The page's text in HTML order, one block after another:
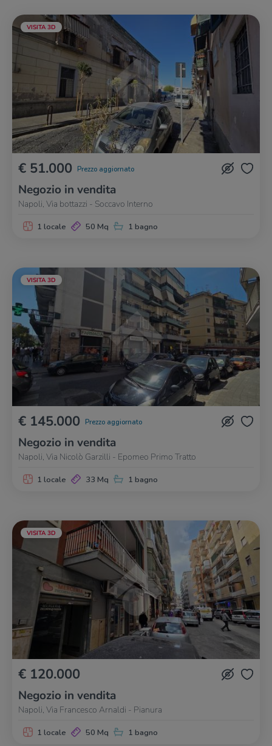
VISITA 3D
€ 51.000 Prezzo aggiornato
Negozio in vendita
Napoli, Via bottazzi - Soccavo Interno
1 locale 50 Mq 1 bagno
VISITA 3D
€ 145.000 Prezzo aggiornato
Negozio in vendita
Napoli, Via Nicolò Garzilli - Epomeo Primo Tratto
1 locale 33 Mq 1 bagno
VISITA 3D
€ 120.000
Negozio in vendita
Napoli, Via Francesco Arnaldi - Pianura
1 locale 50 Mq 1 bagno